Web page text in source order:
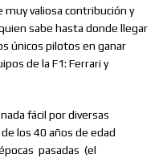
valiosa contribución y
sabe hasta donde llegar
únicos pilotos en ganar
de la F1: Ferrari y
fácil por diversas
los 40 años de edad
pasadas (el